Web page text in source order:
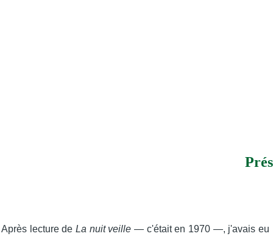
Après lecture de La nuit veille — c'était en 1970 —, j'avais eu